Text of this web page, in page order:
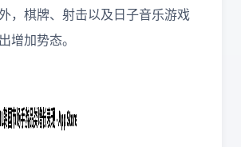
，棋牌、射击以及日子音乐游戏
增加势态。